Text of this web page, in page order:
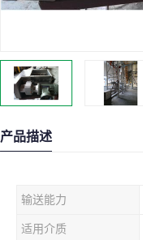
产品描述
输送能力
适用介质